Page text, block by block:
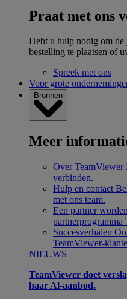
Praat met ons
Hebt u hulp nodig om de
bestelling te plaatsen of
Spreek met ons
Voor grote
Bronnen
Meer
Over TeamViewer
verbinden.
Hulp en contact
met ons team.
Een partner worden
partnerprogramma
Succesverhalen
TeamViewer-
NIEUWS
TeamViewer doet
haar Al-aanbod.